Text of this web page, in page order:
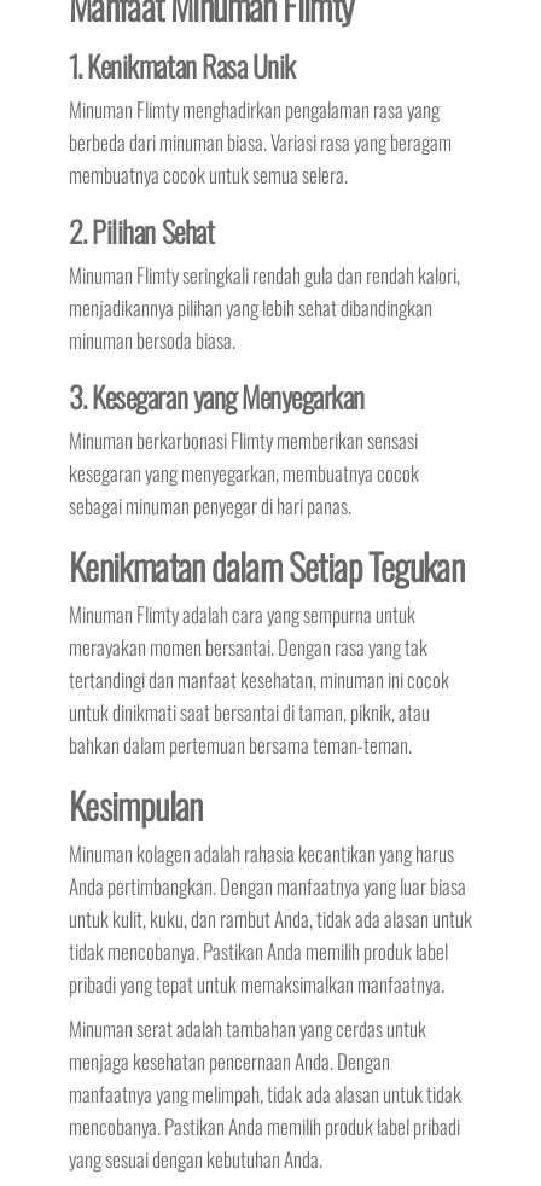
1. Kenikmatan Rasa Unik
Minuman Flimty menghadirkan pengalaman rasa yang
berbeda dari minuman biasa. Variasi rasa yang beragam
membuatnya cocok untuk semua selera.
2. Pilihan Sehat
Minuman Flimty seringkali rendah gula dan rendah kalori,
menjadikannya pilihan yang lebih sehat dibandingkan
minuman bersoda biasa.
3. Kesegaran yang Menyegarkan
Minuman berkarbonasi Flimty memberikan sensasi
kesegaran yang menyegarkan, membuatnya cocok
sebagai minuman penyegar di hari panas.
Kenikmatan dalam Setiap Tegukan
Minuman Flimty adalah cara yang sempurna untuk
merayakan momen bersantai. Dengan rasa yang tak
tertandingi dan manfaat kesehatan, minuman ini cocok
untuk dinikmati saat bersantai di taman, piknik, atau
bahkan dalam pertemuan bersama teman-teman.
Kesimpulan
Minuman kolagen adalah rahasia kecantikan yang harus
Anda pertimbangkan. Dengan manfaatnya yang luar biasa
untuk kulit, kuku, dan rambut Anda, tidak ada alasan untuk
tidak mencobanya. Pastikan Anda memilih produk label
pribadi yang tepat untuk memaksimalkan manfaatnya.
Minuman serat adalah tambahan yang cerdas untuk
menjaga kesehatan pencernaan Anda. Dengan
manfaatnya yang melimpah, tidak ada alasan untuk tidak
mencobanya. Pastikan Anda memilih produk label pribadi
yang sesuai dengan kebutuhan Anda.